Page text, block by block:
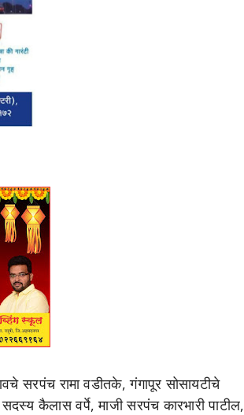
सरपंच रामा वडीतके, गंगापूर सोसायटीचे
कैलास वर्पे, माजी सरपंच कारभारी पाटील,